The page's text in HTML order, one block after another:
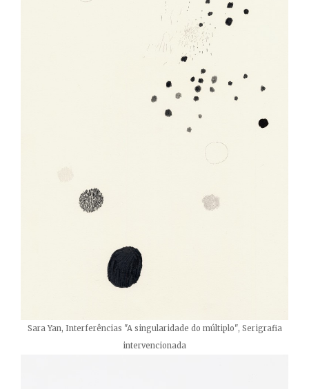
Sara Yan, Interferências "A singularidade do múltiplo", Serigrafia
intervencionada